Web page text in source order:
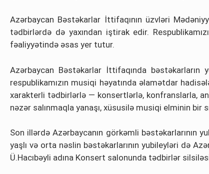
Azərbaycan Bəstəkarlar İttifaqının üzvləri
tədbirlərdə də yaxından iştirak edir.
fəaliyyətində əsas yer tutur.
Azərbaycan Bəstəkarlar İttifaqında
respublikamızın musiqi həyatında əlamətdar
xarakterli tədbirlərlə — konsertlərlə, konfranslarla,
nəzər salınmaqla yanaşı, xüsusilə musiqi elminin
Son illərdə Azərbaycanın görkəmli
yaşlı və orta nəslin bəstəkarlarının yubileyləri də
Ü.Hacıbəyli adına Konsert salonunda tədbirlər